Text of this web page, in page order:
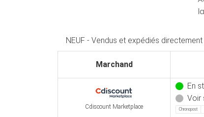
NEUF - Vendus et expédiés
Marchand
Cdiscount Marketplace
En
Voir
Chronopost